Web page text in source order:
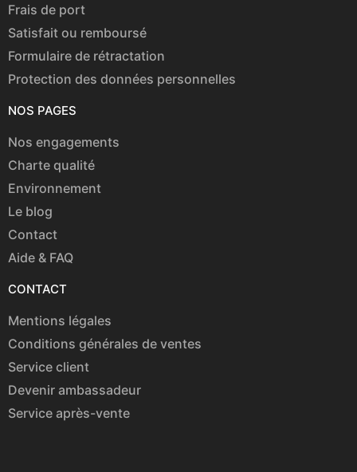
Frais de port
Satisfait ou remboursé
Formulaire de rétractation
Protection des données personnelles
NOS PAGES
Nos engagements
Charte qualité
Environnement
Le blog
Contact
Aide & FAQ
CONTACT
Mentions légales
Conditions générales de ventes
Service client
Devenir ambassadeur
Service après-vente